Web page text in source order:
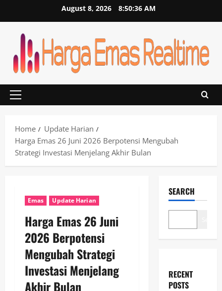
August 8, 2026 8:50:36 AM
Primary
Home
Update Harian
Harga Emas 26 Juni 2026 Berpotensi Mengubah
Strategi Investasi Menjelang Akhir Bulan
Emas Update Harian
Harga Emas 26 Juni
2026 Berpotensi
Mengubah Strategi
Investasi Menjelang
Akhir Bulan
SEARCH
RECENT
POSTS